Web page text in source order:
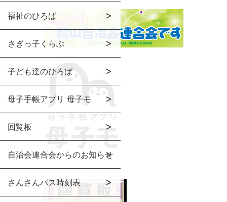
福祉のひろば
さぎっ子くらぶ
子ども達のひろば
母子手帳アプリ 母子モ
回覧板
自治会連合会からのお知らせ
さんさんバス時刻表